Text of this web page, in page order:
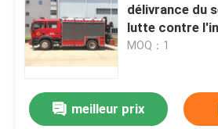
Camion de pompiers du
délivrance du
lutte contre
grue de 5
MOQ：1
meilleur prix